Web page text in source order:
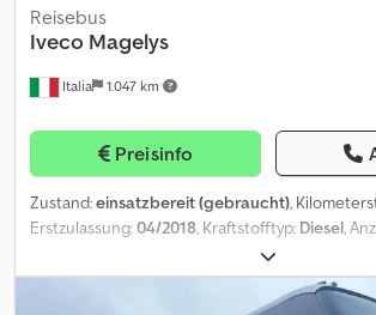
Italia 1.047 km
Reisebus
Iveco Magelys
Preisinfo
Zustand:einsatzbereit (gebraucht),
Erstzulassung:04/2018, Kraftstofftyp: Diesel,
2 Achsen
Farbe:Grau, Bremsen:Retarder, Reifengröße:
, Maschinen-/Fahrzeugnummer: